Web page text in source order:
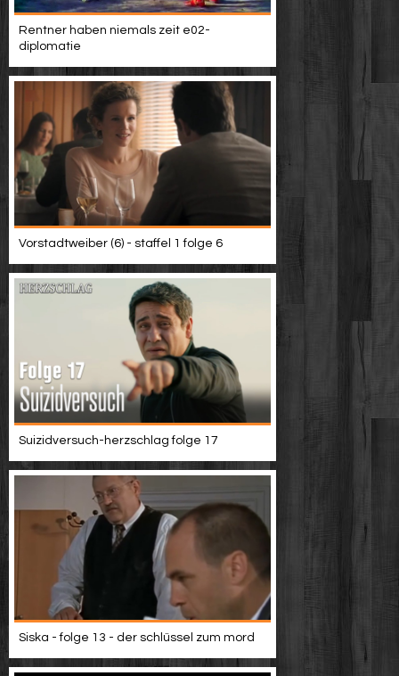
Rentner haben niemals zeit e02-
diplomatie
Vorstadtweiber (6) - staffel 1 folge 6
Suizidversuch-herzschlag folge 17
Siska - folge 13 - der schlüssel zum mord